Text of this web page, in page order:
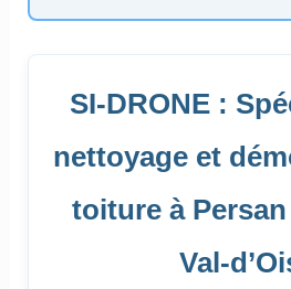
SI-DRONE :
nettoyage et
toiture à
Val-